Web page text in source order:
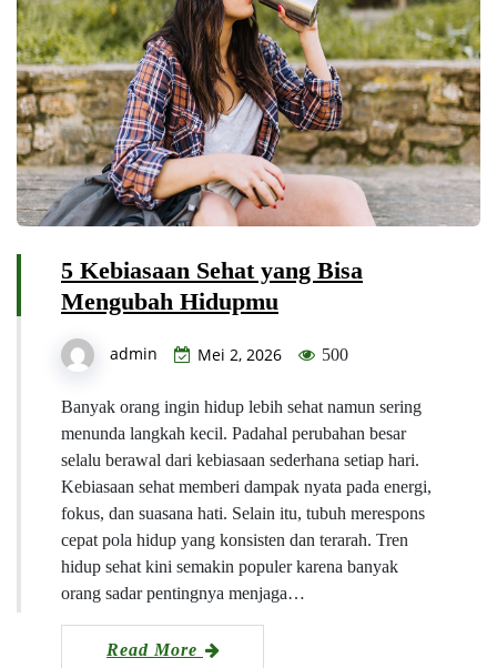
5 Kebiasaan Sehat yang Bisa
Mengubah Hidupmu
admin Mei 2, 2026 500
Banyak orang ingin hidup lebih sehat namun sering
menunda langkah kecil. Padahal perubahan besar
selalu berawal dari kebiasaan sederhana setiap hari.
Kebiasaan sehat memberi dampak nyata pada energi,
fokus, dan suasana hati. Selain itu, tubuh merespons
cepat pola hidup yang konsisten dan terarah. Tren
hidup sehat kini semakin populer karena banyak
orang sadar pentingnya menjaga…
Read More